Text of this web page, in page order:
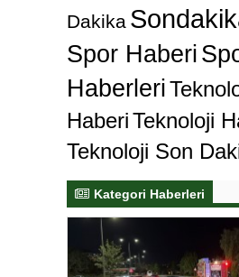
Dakika
Spor Haberi
Haberleri
HaberiTeknoloji
Teknoloji Son
Kategori Haberleri